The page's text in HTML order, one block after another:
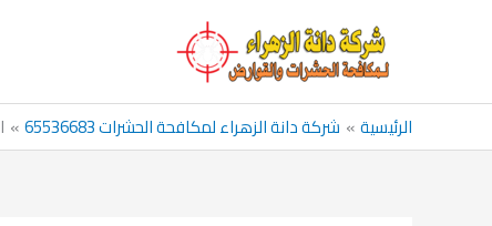
الرئيسية شركة دانة الزهراء لمكافحة الحشرات 65536683